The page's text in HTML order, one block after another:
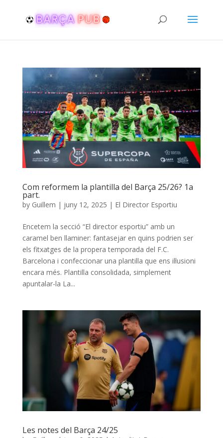
Com reformem la plantilla del Barça 25/26? 1a
part.
by Guillem | juny 12, 2025 | El Director Esportiu
Encetem la secció “El director esportiu” amb un
caramel ben llaminer: fantasejar en quins podrien ser
els fitxatges de la propera temporada del F.C.
Barcelona i confeccionar una plantilla que ens il·lusioni
encara més. Plantilla consolidada, simplement
apuntalar-la La...
Les notes del Barça 24/25